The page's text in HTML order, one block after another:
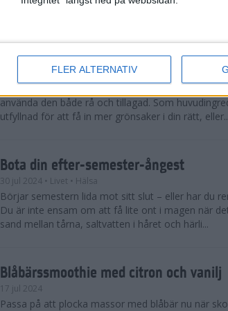
FLER ALTERNATIV
tips både till dig som satsar på ett rejält pers och t...
Enkla och goda zucchinirecept
• Livet• Recept
använda den både rå och tillagad. Som
utfyllnad för att få in mer grönsaker i din rätt,
Bota din efter-semester-ångest
30 jul 2024 • Livet • Hälsa
Börjar semestern lida mot sitt slut – eller har du
Du är inte ensam om att få lite ont i magen när
sand mellan tårna, saltvatten i håret och härli...
Blåbärssmoothie med citron och vanilj
17 jul 2024
Passa på att plocka massor med blåbär nu när